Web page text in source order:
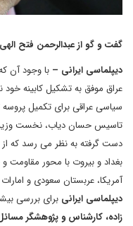
گفت و گو از عبدالرحمن فتح
دیپلماسی ایرانی – با وجود آن
عراق موفق به تشکیل کابینه
سیاسی عراقی برای تکمیل پروسه
تاسیس حسان دیاب، نخست وزیر
دست گرفته به نظر می رسد که
بغداد و بیروت با محور مقاومت
آمریکا، عربستان سعودی و
دیپلماسی ایرانی برای بررسی
زاده، کارشناس و پژوهشگر